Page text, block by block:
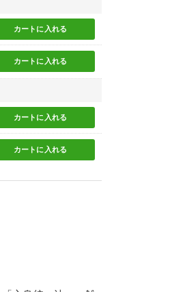
カートに 入れる
カートに 入れる
カートに 入れる
カートに 入れる